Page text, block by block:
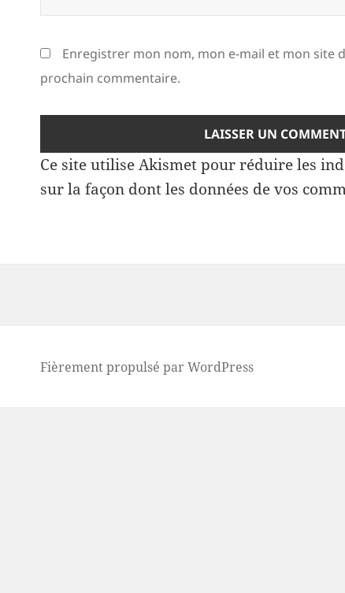
Enregistrer mon nom, mon e-mail et mon site
prochain commentaire.
Ce site utilise Akismet pour réduire les
sur la façon dont les données de vos
Fièrement propulsé par WordPress